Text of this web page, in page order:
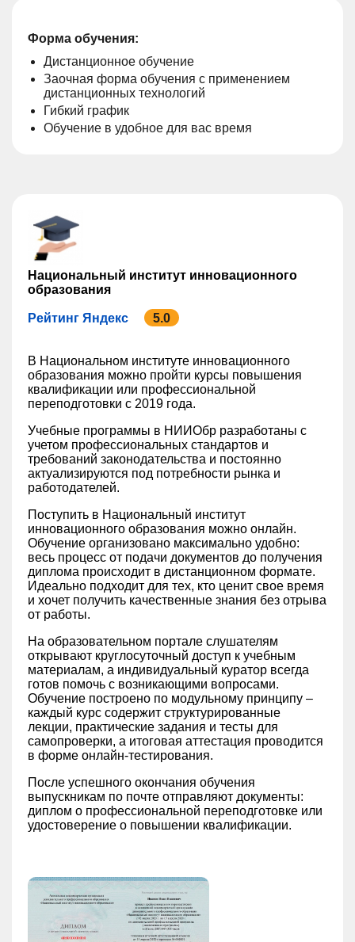
Форма обучения:
Дистанционное обучение
Заочная форма обучения с применением
дистанционных технологий
Гибкий график
Обучение в удобное для вас время
Национальный институт инновационного
образования
Рейтинг Яндекс 5.0
В Национальном институте инновационного
образования можно пройти курсы повышения
квалификации или профессиональной
переподготовки с 2019 года.
Учебные программы в НИИОбр разработаны с
учетом профессиональных стандартов и
требований законодательства и постоянно
актуализируются под потребности рынка и
работодателей.
Поступить в Национальный институт
инновационного образования можно онлайн.
Обучение организовано максимально удобно:
весь процесс от подачи документов до получения
диплома происходит в дистанционном формате.
Идеально подходит для тех, кто ценит свое время
и хочет получить качественные знания без отрыва
от работы.
На образовательном портале слушателям
открывают круглосуточный доступ к учебным
материалам, а индивидуальный куратор всегда
готов помочь с возникающими вопросами.
Обучение построено по модульному принципу –
каждый курс содержит структурированные
лекции, практические задания и тесты для
самопроверки, а итоговая аттестация проводится
в форме онлайн-тестирования.
После успешного окончания обучения
выпускникам по почте отправляют документы:
диплом о профессиональной переподготовке или
удостоверение о повышении квалификации.